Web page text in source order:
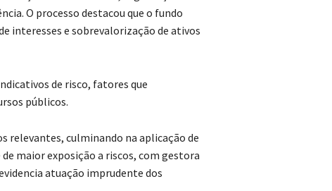
O processo destacou que o fundo
interesses e sobrevalorização de ativos
de risco, fatores que
públicos.
relevantes, culminando na aplicação de
maior exposição a riscos, com gestora
atuação imprudente dos